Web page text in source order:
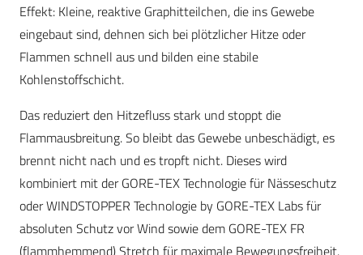
Effekt: Kleine, reaktive Graphitteilchen, die ins Gewebe
eingebaut sind, dehnen sich bei plötzlicher Hitze oder
Flammen schnell aus und bilden eine stabile
Kohlenstoffschicht.
Das reduziert den Hitzefluss stark und stoppt die
Flammausbreitung. So bleibt das Gewebe unbeschädigt, es
brennt nicht nach und es tropft nicht. Dieses wird
kombiniert mit der GORE-TEX Technologie für Nässeschutz
oder WINDSTOPPER Technologie by GORE-TEX Labs für
absoluten Schutz vor Wind sowie dem GORE-TEX FR
(flammhemmend) Stretch für maximale Bewegungsfreiheit.